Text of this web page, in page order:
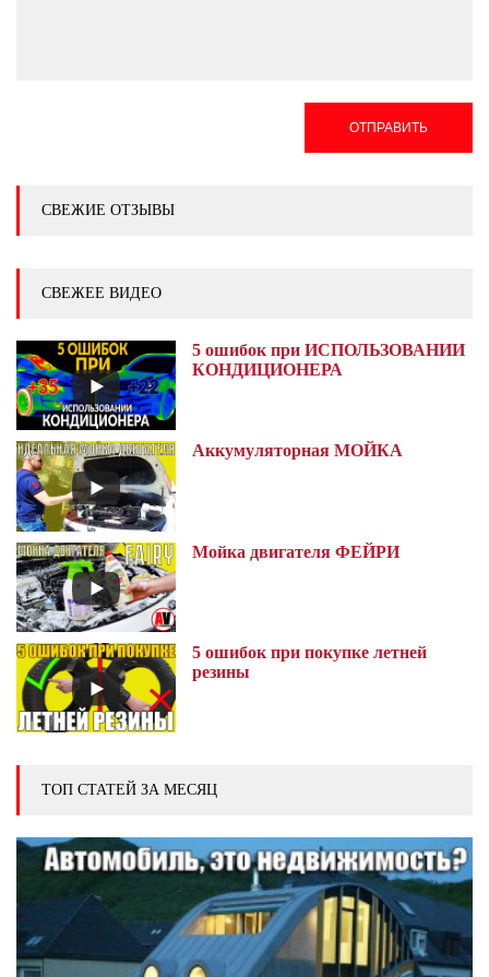
ОТПРАВИТЬ
СВЕЖИЕ ОТЗЫВЫ
СВЕЖЕЕ ВИДЕО
5 ошибок при ИСПОЛЬЗОВАНИИ
КОНДИЦИОНЕРА
Аккумуляторная МОЙКА
Мойка двигателя ФЕЙРИ
5 ошибок при покупке летней
резины
ТОП СТАТЕЙ ЗА МЕСЯЦ